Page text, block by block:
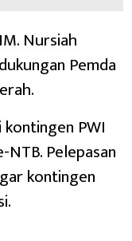
Nursiah
Pemda
PWI
Pelepasan
kontingen